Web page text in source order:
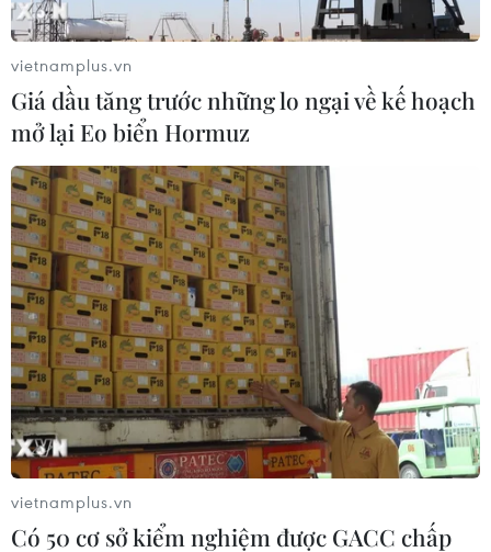
Theo dõi VietnamPlus
TIN LIÊN QUAN
vietnamplus.vn
Giá dầu tăng trước những lo ngại về kế hoạch
mở lại Eo biển Hormuz
vietnamplus.vn
Có 50 cơ sở kiểm nghiệm được GACC chấp